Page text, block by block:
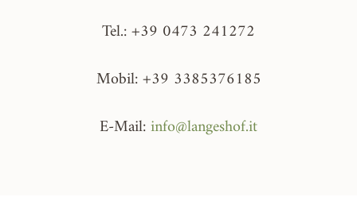
Tel.: +39 0473 241272
Mobil: +39 3385376185
E-Mail:info@langeshof.it